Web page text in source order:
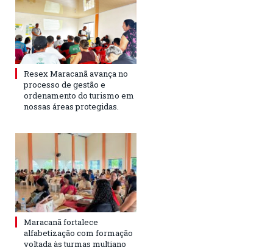
Resex Maracanã avança no
processo de gestão e
ordenamento do turismo em
nossas áreas protegidas.
Maracanã fortalece
alfabetização com formação
voltada às turmas multiano